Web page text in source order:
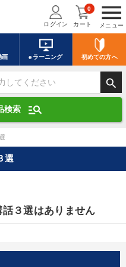
menu
メニュー
ログイン カート
0
画 eラーニング 初めての方へ
search
検索 manage_search
表示する
で検索
選
３選はありません